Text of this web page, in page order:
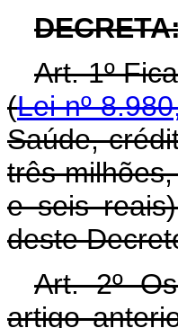
Art. 1º
(Lei nº
Saúde,
três
e seis
deste
Art. 2º
artigo